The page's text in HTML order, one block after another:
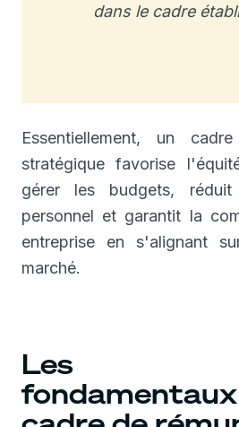
dans le cadre
Essentiellement, un
stratégique favorise
gérer les budgets,
personnel et garantit la
entreprise en s'alignant
marché.
Les